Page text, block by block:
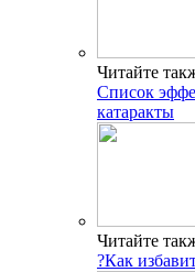
Читайте
Список
катаракты
Читайте
?Как